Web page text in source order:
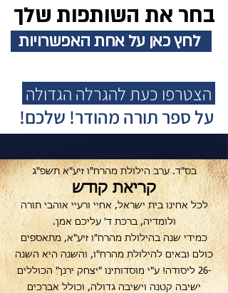
בס"ד. ערב הילולת מהרח"ו זיע"א תשפ"ג
קריאת קודש
לכל אחינו בית ישראל, אחיי ורעיי אוהבי תורה
ולומדיה, ברכת ד' עליכם אמן.
כמידי שנה בהילולת מהרח"ו זיע"א, מתאספים
כולם ובאים להילולת מהרח"ו, והשנה היא השנה
-26 ליסודה! ע"י מוסדותינו "יצחק ירנן" הכוללים
ישיבה קטנה וישיבה גדולה, וכולל אברכים
הצטרפו כעת להגרלה הגדולה
על ספר תורה מהודר! שלכם!
לחץ כאן על אחת האפשרויות
בחר את השותפות שלך